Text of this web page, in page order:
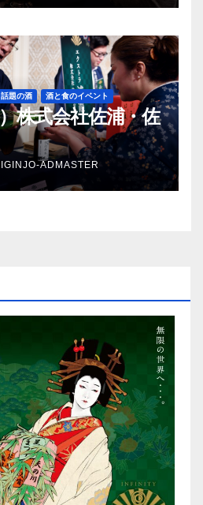
話題の酒 酒と食のイベント
株式会社佐浦・佐
ADMASTER